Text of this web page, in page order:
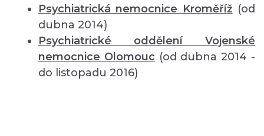
Psychiatrická nemocnice Kroměříž (od
dubna 2014)
Psychiatrické oddělení Vojenské
nemocnice Olomouc (od dubna 2014 -
do listopadu 2016)